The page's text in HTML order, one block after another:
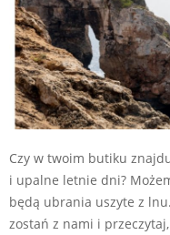
Czy w twoim butiku
i upalne letnie dni?
będą ubrania uszyte z
zostań z nami i